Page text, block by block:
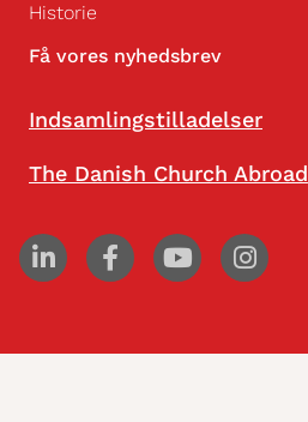
Historie
Få vores nyhedsbrev
Indsamlingstilladelser
The Danish Church Abroad